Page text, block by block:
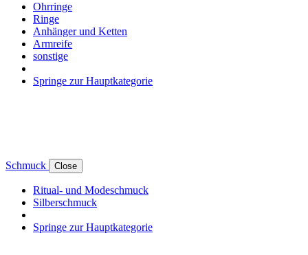
Ohrringe
Ringe
Anhänger und Ketten
Armreife
sonstige
Springe zur Hauptkategorie
Schmuck Close
Ritual- und Modeschmuck
Silberschmuck
Springe zur Hauptkategorie